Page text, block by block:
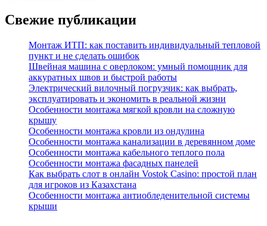
Свежие публикации
Монтаж ИТП: как поставить индивидуальный тепловой
пункт и не сделать ошибок
Швейная машина с оверлоком: умный помощник для
аккуратных швов и быстрой работы
Электрический вилочный погрузчик: как выбрать,
эксплуатировать и экономить в реальной жизни
Особенности монтажа мягкой кровли на сложную
крышу
Особенности монтажа кровли из ондулина
Особенности монтажа канализации в деревянном доме
Особенности монтажа кабельного теплого пола
Особенности монтажа фасадных панелей
Как выбрать слот в онлайн Vostok Casino: простой план
для игроков из Казахстана
Особенности монтажа антиобледенительной системы
крыши